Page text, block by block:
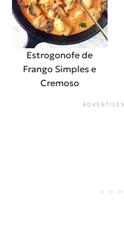
Estrogonofe de
Frango Simples e
Cremoso